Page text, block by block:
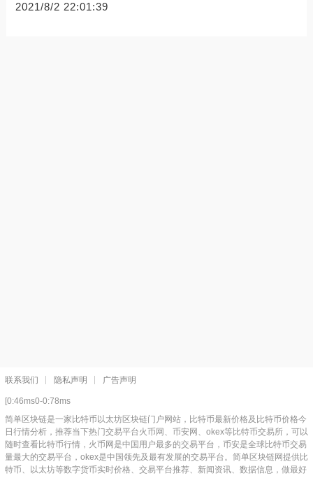
2021/8/2 22:01:39
联系我们 隐私声明 广告声明
[0:46ms0-0:78ms
简单区块链是一家比特币以太坊区块链门户网站，比特币最新价格及比特币价格今
日行情分析，推荐当下热门交易平台火币网、币安网、okex等比特币交易所，可以
随时查看比特币行情，火币网是中国用户最多的交易平台，币安是全球比特币交易
量最大的交易平台，okex是中国领先及最有发展的交易平台。简单区块链网提供比
特币、以太坊等数字货币实时价格、交易平台推荐、新闻资讯、数据信息，做最好